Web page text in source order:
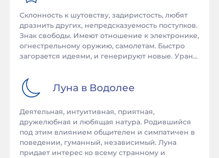
Склонность к шутовству, задиристость, любят
дразнить других, непредсказуемость поступков.
Знак свободы. Имеют отношение к электронике,
огнестрельному оружию, самолетам. Быстро
загорается идеями, и генерируют новые. Уран...
Луна в Водолее
Деятельная, интуитивная, приятная,
дружелюбная и любящая натура. Родившийся
под этим влиянием общителен и симпатичен в
поведении, гуманный, независимый. Луна
придает интерес ко всему странному и